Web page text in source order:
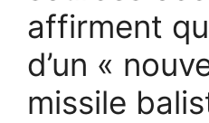
affirment
d’un «
missile